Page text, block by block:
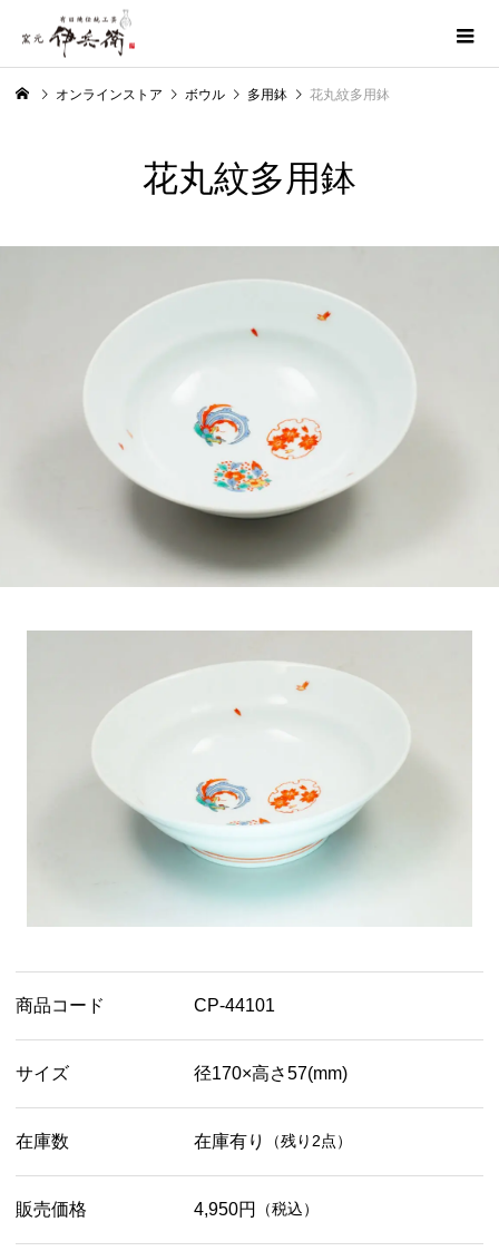
オンラインストア ボウル 多用鉢 花丸紋多用鉢
花丸紋多用鉢
商品コード CP-44101
サイズ 径170×高さ57(mm)
在庫数 在庫有り （残り2点）
販売価格 4,950円 （税込）